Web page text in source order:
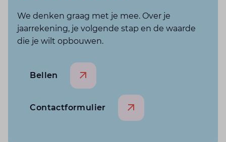
We denken graag met je mee. Over je
jaarrekening, je volgende stap en de waarde
die je wilt opbouwen.
Bellen
Contactformulier